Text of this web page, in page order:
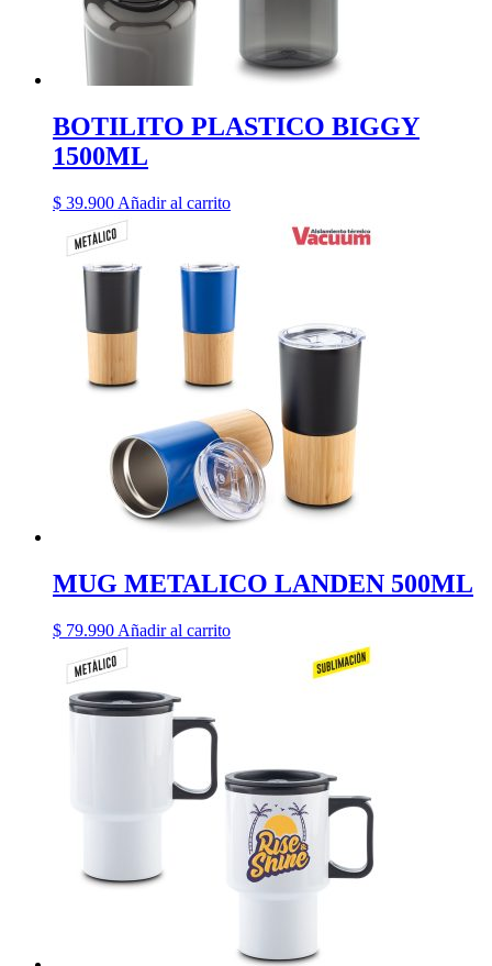
BOTILITO PLASTICO BIGGY
1500ML
$ 39.900 Añadir al carrito
MUG METALICO LANDEN 500ML
$ 79.990 Añadir al carrito